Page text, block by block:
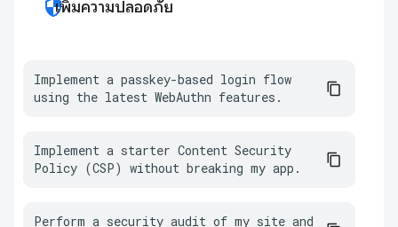
securityเพิ่มความปลอดภัย
Implement a passkey-based login flow
using the latest WebAuthn features.
Implement a starter Content Security
Policy (CSP) without breaking my app.
Perform a security audit of my site and